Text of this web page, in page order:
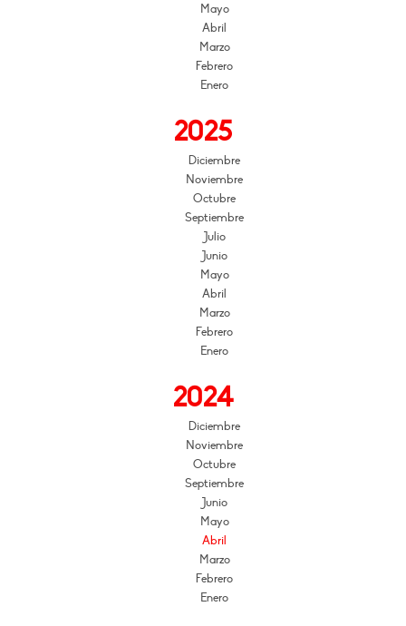
Mayo
Abril
Marzo
Febrero
Enero
2025
Diciembre
Noviembre
Octubre
Septiembre
Julio
Junio
Mayo
Abril
Marzo
Febrero
Enero
2024
Diciembre
Noviembre
Octubre
Septiembre
Junio
Mayo
Abril
Marzo
Febrero
Enero